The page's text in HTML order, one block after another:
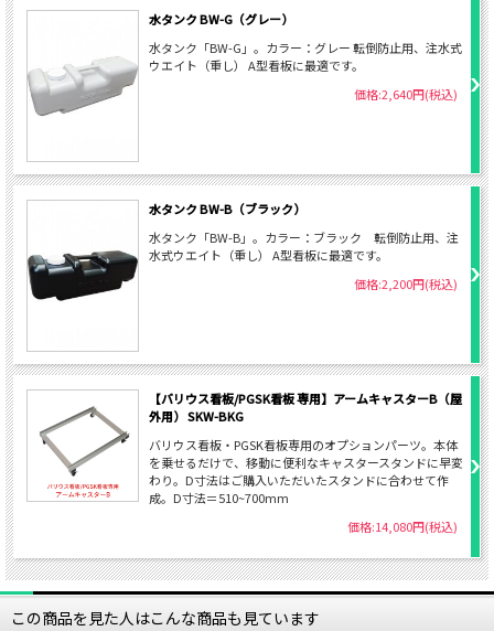
水タンク BW-G（グレー）
水タンク「BW-G」。カラー：グレー 転倒防止用、注水式
ウエイト（重し） A型看板に最適です。
価格:2,640円(税込)
水タンク BW-B（ブラック）
水タンク「BW-B」。カラー：ブラック 転倒防止用、注
水式ウエイト（重し） A型看板に最適です。
価格:2,200円(税込)
【バリウス看板/PGSK看板 専用】アームキャスターB（屋
外用） SKW-BKG
バリウス看板・PGSK看板専用のオプションパーツ。本体
を乗せるだけで、移動に便利なキャスタースタンドに早変
わり。D寸法はご購入いただいたスタンドに合わせて作
成。D寸法＝510~700mm
価格:14,080円(税込)
この商品を見た人はこんな商品も見ています